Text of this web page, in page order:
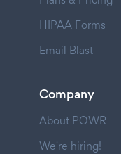
HIPAA Forms
Email Blast
Company
About POWR
We're hiring!